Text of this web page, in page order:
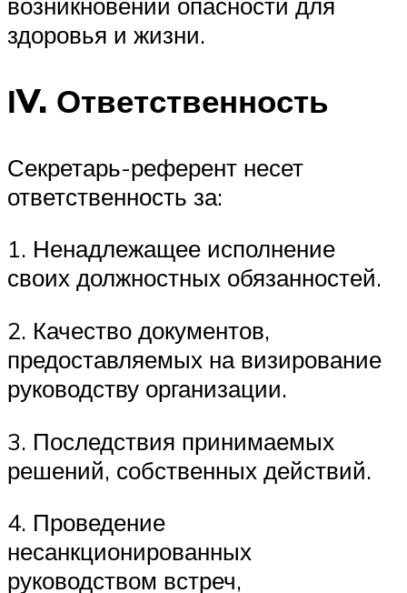
здоровья и жизни.
ІV. Ответственность
Секретарь-референт несет
ответственность за:
1. Ненадлежащее исполнение
своих должностных обязанностей.
2. Качество документов,
предоставляемых на визирование
руководству организации.
3. Последствия принимаемых
решений, собственных действий.
4. Проведение
несанкционированных
руководством встреч,